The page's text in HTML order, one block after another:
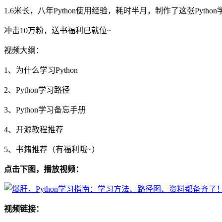
1.6米长，八年Python使用经验，耗时半月，制作了这张Python
冲击10万粉，送书福利已就位~
视频大纲：
1、为什么学习Python
2、Python学习路径
3、Python学习备忘手册
4、开源教程推荐
5、书籍推荐（有福利哦~）
点击下图，播放视频：
视频链接：